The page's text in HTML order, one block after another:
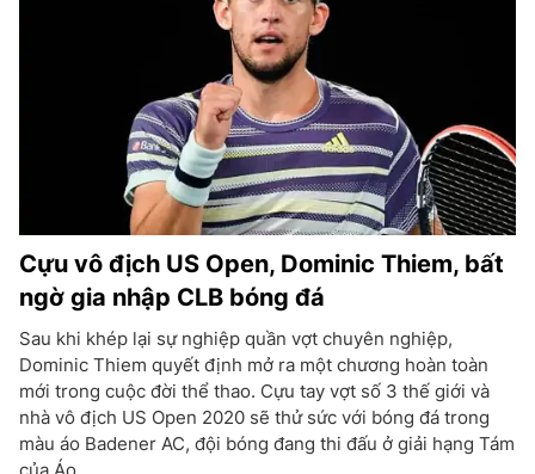
Cựu vô địch US Open, Dominic Thiem, bất
ngờ gia nhập CLB bóng đá
Sau khi khép lại sự nghiệp quần vợt chuyên nghiệp,
Dominic Thiem quyết định mở ra một chương hoàn toàn
mới trong cuộc đời thể thao. Cựu tay vợt số 3 thế giới và
nhà vô địch US Open 2020 sẽ thử sức với bóng đá trong
màu áo Badener AC, đội bóng đang thi đấu ở giải hạng Tám